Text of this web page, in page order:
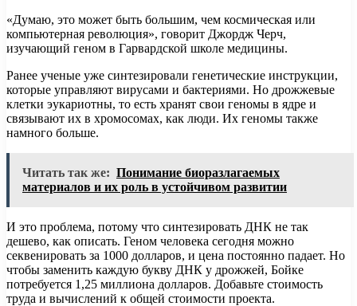
«Думаю, это может быть большим, чем космическая или
компьютерная революция», говорит Джордж Черч,
изучающий геном в Гарвардской школе медицины.
Ранее ученые уже синтезировали генетические инструкции,
которые управляют вирусами и бактериями. Но дрожжевые
клетки эукариотны, то есть хранят свои геномы в ядре и
связывают их в хромосомах, как люди. Их геномы также
намного больше.
Читать так же: Понимание биоразлагаемых
материалов и их роль в устойчивом развитии
И это проблема, потому что синтезировать ДНК не так
дешево, как описать. Геном человека сегодня можно
секвенировать за 1000 долларов, и цена постоянно падает. Но
чтобы заменить каждую букву ДНК у дрожжей, Бойке
потребуется 1,25 миллиона долларов. Добавьте стоимость
труда и вычислений к общей стоимости проекта.